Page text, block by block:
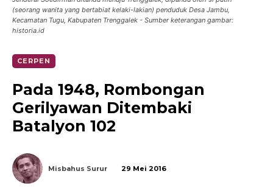
(seorang wanita yang bertabiat kelaki-lakian) penduduk Desa Jambu,
Kecamatan Tugu, Kabupaten Trenggalek - Sumber keterangan gambar:
historia.id
CERPEN
Pada 1948, Rombongan
Gerilyawan Ditembaki
Batalyon 102
Misbahus Surur 29 Mei 2016